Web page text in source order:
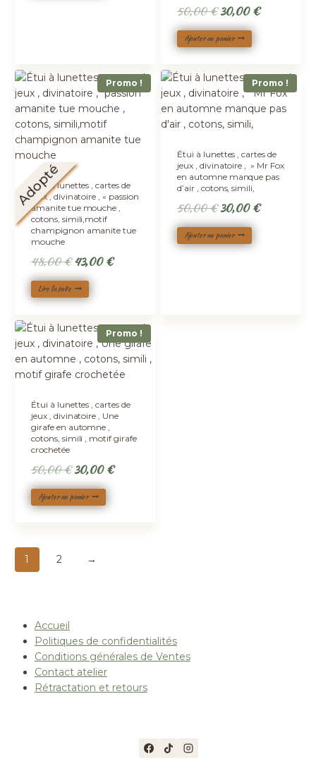
50,00€ Le
prix
initial
50,00 €.
30,00€Le
30,00 €.
Ajouter au panier
Promo !
Adopté
Étui à lunettes , cartes de
jeux , divinatoire , « passion
amanite tue mouche ,
cotons, simili,motif
champignon amanite tue
mouche
48,00€ Le
prix
initial
48,00 €.
43,00€Le
43,00 €.
Lire la suite
Promo !
Étui à lunettes , cartes de
jeux , divinatoire , » Mr Fox
en automne manque pas
d’air , cotons, simili,
50,00€ Le
prix
initial
30,00€Le
Ajouter au panier
Promo !
Étui à lunettes , cartes de
jeux , divinatoire , Une
girafe en automne ,
cotons, simili , motif girafe
crochetée
50,00€ Le
prix
initial
30,00€Le
Ajouter au panier
1 2 →
Accueil
Politiques de confidentialités
Conditions générales de Ventes
Contact atelier
Rétractation et retours